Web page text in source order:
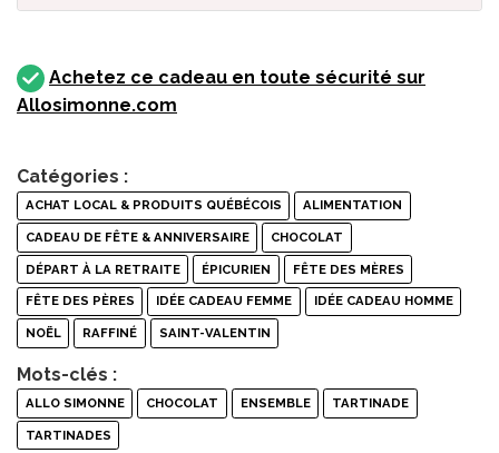
Achetez ce cadeau en toute sécurité sur
Allosimonne.com
Catégories :
ACHAT LOCAL & PRODUITS QUÉBÉCOIS ALIMENTATION
CADEAU DE FÊTE & ANNIVERSAIRE CHOCOLAT
DÉPART À LA RETRAITE ÉPICURIEN FÊTE DES MÈRES
FÊTE DES PÈRES IDÉE CADEAU FEMME IDÉE CADEAU HOMME
NOËL RAFFINÉ SAINT-VALENTIN
Mots-clés :
ALLO SIMONNE CHOCOLAT ENSEMBLE TARTINADE
TARTINADES